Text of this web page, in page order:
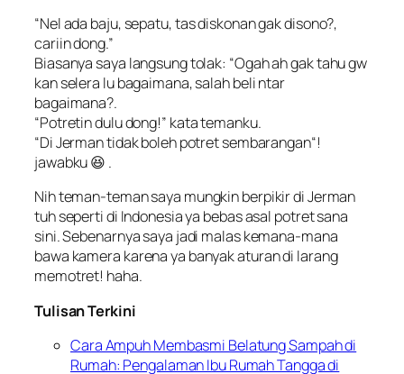
“Nel ada baju, sepatu, tas diskonan gak disono?,
cariin dong.”
Biasanya saya langsung tolak: “Ogah ah gak tahu gw
kan selera lu bagaimana, salah beli ntar
bagaimana?.
“Potretin dulu dong!” kata temanku.
“Di Jerman tidak boleh potret sembarangan“!
jawabku 😆 .
Nih teman-teman saya mungkin berpikir di Jerman
tuh seperti di Indonesia ya bebas asal potret sana
sini. Sebenarnya saya jadi malas kemana-mana
bawa kamera karena ya banyak aturan di larang
memotret! haha.
Tulisan Terkini
Cara Ampuh Membasmi Belatung Sampah di
Rumah: Pengalaman Ibu Rumah Tangga di